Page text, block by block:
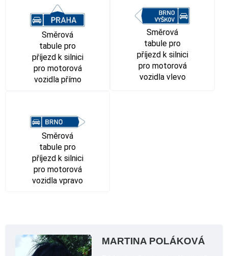
Směrová
tabule pro
příjezd k silnici
pro motorová
vozidla přímo
Směrová
tabule pro
příjezd k silnici
pro motorová
vozidla vlevo
Směrová
tabule pro
příjezd k silnici
pro motorová
vozidla vpravo
MARTINA POLÁKOVÁ